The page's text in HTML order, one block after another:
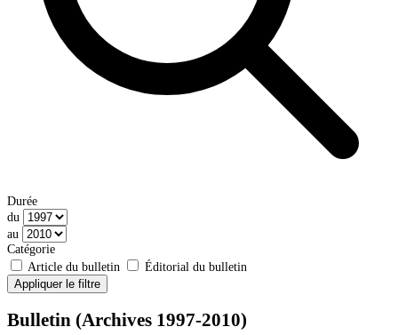
Durée
du
au
Catégorie
Article du bulletin
Éditorial du bulletin
Appliquer le filtre
Bulletin (Archives 1997-2010)